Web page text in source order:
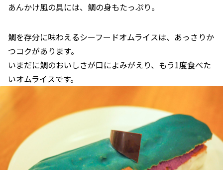
あんかけ風の具には、鯛の身もたっぷり。
鯛を存分に味わえるシーフードオムライスは、あっさりか
つコクがあります。
いまだに鯛のおいしさが口によみがえり、もう1度食べた
いオムライスです。